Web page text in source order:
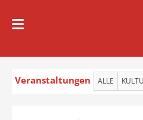
Veranstaltungen ALLE